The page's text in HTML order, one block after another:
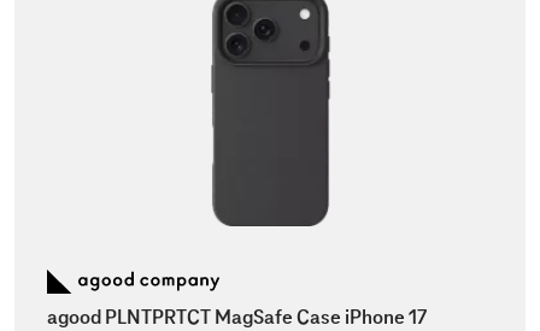
agood PLNTPRTCT MagSafe Case iPhone 17